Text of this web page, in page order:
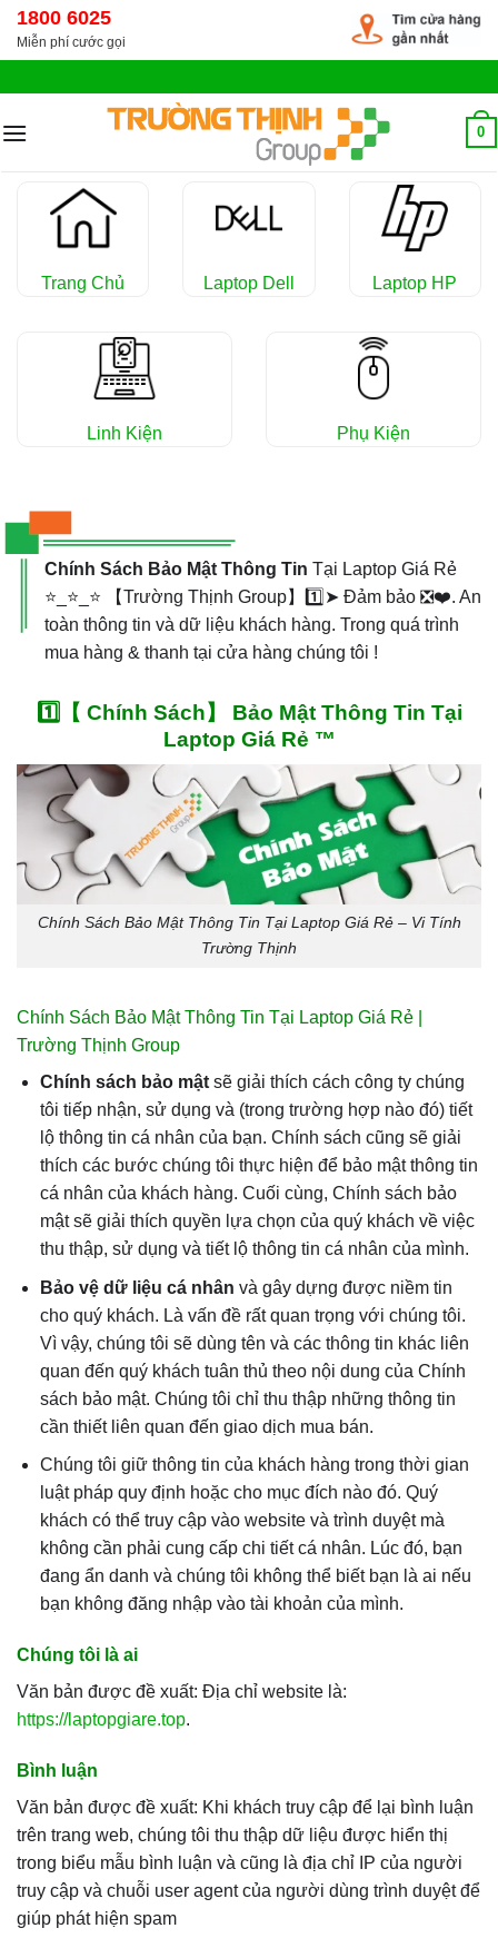
Chuyển
đến
dung
1800 6025
Miễn phí cước gọi
0
Trang Chủ Laptop Dell Laptop HP
Linh Kiện Phụ Kiện
Chính Sách Bảo Mật Thông Tin Tại Laptop Giá Rẻ
⭐_⭐_⭐ 【Trường Thịnh Group】1️⃣➤ Đảm bảo ❎❤️. An
toàn thông tin và dữ liệu khách hàng. Trong quá trình
mua hàng & thanh tại cửa hàng chúng tôi !
1️⃣【 Chính Sách】 Bảo Mật Thông Tin Tại
Laptop Giá Rẻ ™
Chính Sách Bảo Mật Thông Tin Tại Laptop Giá Rẻ – Vi Tính
Trường Thịnh
Chính Sách Bảo Mật Thông Tin Tại Laptop Giá Rẻ |
Trường Thịnh Group
Chính sách bảo mậtsẽ giải thích cách công ty chúng
tôi tiếp nhận, sử dụng và (trong trường hợp nào đó) tiết
lộ thông tin cá nhân của bạn. Chính sách cũng sẽ giải
thích các bước chúng tôi thực hiện để bảo mật thông tin
cá nhân của khách hàng. Cuối cùng, Chính sách bảo
mật sẽ giải thích quyền lựa chọn của quý khách về việc
thu thập, sử dụng và tiết lộ thông tin cá nhân của mình.
Bảo vệ dữ liệu cá nhân và gây dựng được niềm tin
cho quý khách. Là vấn đề rất quan trọng với chúng tôi.
Vì vậy, chúng tôi sẽ dùng tên và các thông tin khác liên
quan đến quý khách tuân thủ theo nội dung của Chính
sách bảo mật. Chúng tôi chỉ thu thập những thông tin
cần thiết liên quan đến giao dịch mua bán.
Chúng tôi giữ thông tin của khách hàng trong thời gian
luật pháp quy định hoặc cho mục đích nào đó. Quý
khách có thể truy cập vào website và trình duyệt mà
không cần phải cung cấp chi tiết cá nhân. Lúc đó, bạn
đang ẩn danh và chúng tôi không thể biết bạn là ai nếu
bạn không đăng nhập vào tài khoản của mình.
Chúng tôi là ai
Văn bản được đề xuất: Địa chỉ website là:
https://laptopgiare.top.
Bình luận
Văn bản được đề xuất: Khi khách truy cập để lại bình luận
trên trang web, chúng tôi thu thập dữ liệu được hiển thị
trong biểu mẫu bình luận và cũng là địa chỉ IP của người
truy cập và chuỗi user agent của người dùng trình duyệt để
giúp phát hiện spam